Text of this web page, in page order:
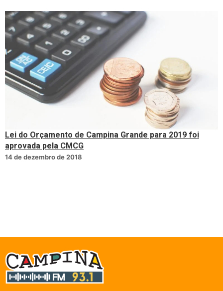
Lei do Orçamento de Campina Grande para 2019 foi
aprovada pela CMCG
14 de dezembro de 2018